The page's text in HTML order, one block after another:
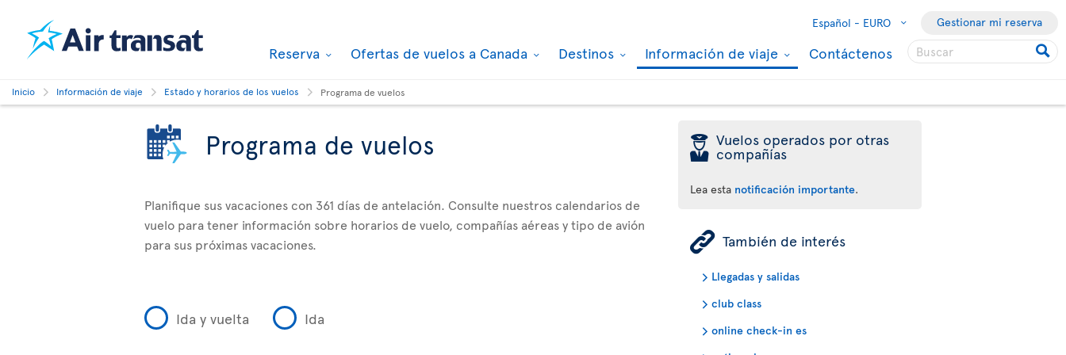
Español - EURO Gestionar mi reserva
Reserva Ofertas de vuelos a Canada Destinos Información de viaje Contáctenos
Inicio Información de viaje Estado y horarios de los vuelos Programa de vuelos
Programa de vuelos
Planifique sus vacaciones con 361 días de antelación. Consulte nuestros calendarios de
vuelo para tener información sobre horarios de vuelo, compañías aéreas y tipo de avión
para sus próximas vacaciones.
Ida y vuelta Ida
þ Vuelos operados por otras
compañías
Lea esta notificación importante.
ÿ También de interés
Llegadas y salidas
club class
online check-in es